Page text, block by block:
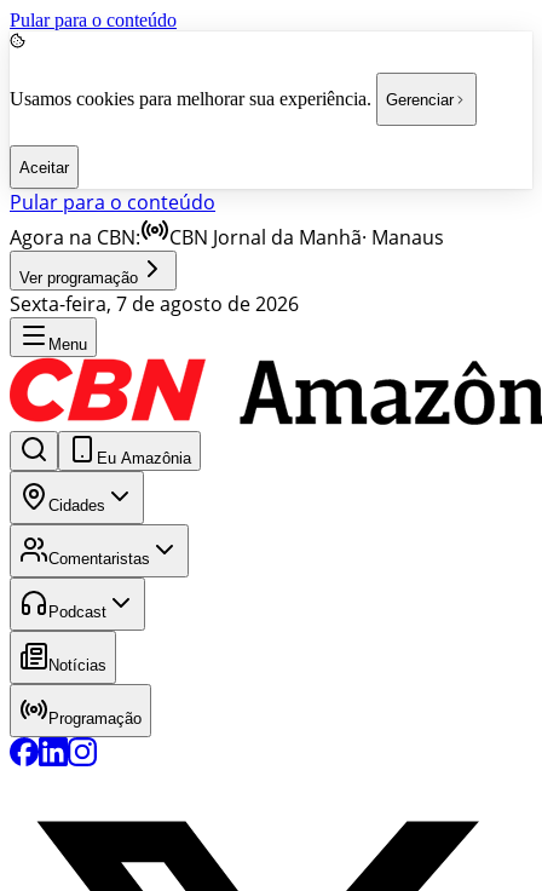
Pular para o conteúdo
Usamos cookies para melhorar sua experiência. Gerenciar
Aceitar
Pular para o conteúdo
Agora na CBN:
CBN Jornal da Manhã· Manaus
Ver programação
Sexta-feira, 7 de agosto de 2026
Menu
Eu Amazônia
Cidades
Comentaristas
Podcast
Notícias
Programação